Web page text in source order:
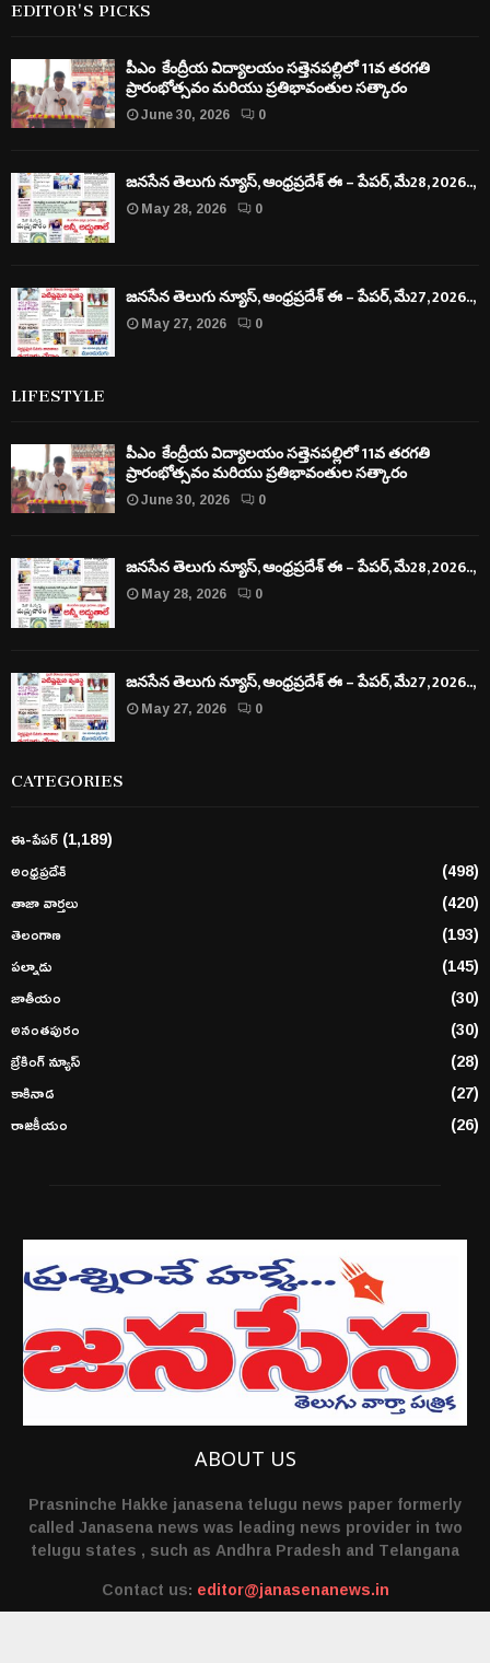
పీఎం కేంద్రీయ విద్యాలయం సత్తెనపల్లిలో 11వ తరగతి
ప్రారంభోత్సవం మరియు ప్రతిభావంతుల సత్కారం
June 30, 2026
0
జనసేన తెలుగు న్యూస్, ఆంధ్రప్రదేశ్ ఈ – పేపర్, మే28, 2026..,
May 28, 2026
0
జనసేన తెలుగు న్యూస్, ఆంధ్రప్రదేశ్ ఈ – పేపర్, మే27, 2026..,
May 27, 2026
0
LIFESTYLE
పీఎం కేంద్రీయ విద్యాలయం సత్తెనపల్లిలో 11వ తరగతి
ప్రారంభోత్సవం మరియు ప్రతిభావంతుల సత్కారం
June 30, 2026
0
జనసేన తెలుగు న్యూస్, ఆంధ్రప్రదేశ్ ఈ – పేపర్, మే28, 2026..,
May 28, 2026
0
జనసేన తెలుగు న్యూస్, ఆంధ్రప్రదేశ్ ఈ – పేపర్, మే27, 2026..,
May 27, 2026
0
CATEGORIES
ఈ-పేపర్(1,189)
అంధ్రప్రదేశ్
(498)
తాజా వార్తలు
(420)
తెలంగాణ
(193)
పల్నాడు
(145)
జాతీయం
(30)
అనంతపురం
(30)
బ్రేకింగ్ న్యూస్
(28)
కాకినాడ
(27)
రాజకీయం
(26)
ABOUT US
Prasninche Hakke janasena telugu news paper formerly
called Janasena news was leading news provider in two
telugu states , such as Andhra Pradesh and Telangana
Contact us: editor@janasenanews.in